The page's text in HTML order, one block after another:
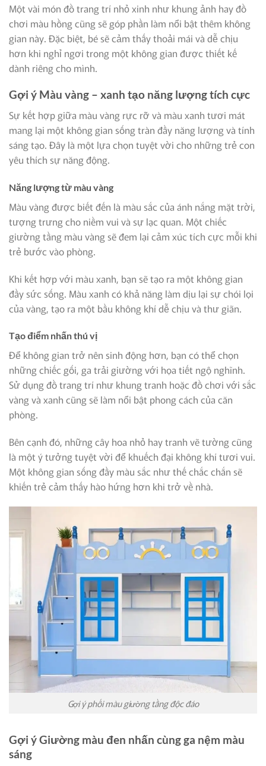
Một vài món đồ trang trí nhỏ xinh như khung ảnh hay đồ
chơi màu hồng cũng sẽ góp phần làm nổi bật thêm không
gian này. Đặc biệt, bé sẽ cảm thấy thoải mái và dễ chịu
hơn khi nghỉ ngơi trong một không gian được thiết kế
dành riêng cho mình.
Gợi ý Màu vàng – xanh tạo năng lượng tích cực
Sự kết hợp giữa màu vàng rực rỡ và màu xanh tươi mát
mang lại một không gian sống tràn đầy năng lượng và tính
sáng tạo. Đây là một lựa chọn tuyệt vời cho những trẻ con
yêu thích sự năng động.
Năng lượng từ màu vàng
Màu vàng được biết đến là màu sắc của ánh nắng mặt trời,
tượng trưng cho niềm vui và sự lạc quan. Một chiếc
giường tầng màu vàng sẽ đem lại cảm xúc tích cực mỗi khi
trẻ bước vào phòng.
Khi kết hợp với màu xanh, bạn sẽ tạo ra một không gian
đầy sức sống. Màu xanh có khả năng làm dịu lại sự chói lọi
của vàng, tạo ra một bầu không khí dễ chịu và thư giãn.
Tạo điểm nhấn thú vị
Để không gian trở nên sinh động hơn, bạn có thể chọn
những chiếc gối, ga trải giường với họa tiết ngộ nghĩnh.
Sử dụng đồ trang trí như khung tranh hoặc đồ chơi với sắc
vàng và xanh cũng sẽ làm nổi bật phong cách của căn
phòng.
Bên cạnh đó, những cây hoa nhỏ hay tranh vẽ tường cũng
là một ý tưởng tuyệt vời để khuếch đại không khí tươi vui.
Một không gian sống đầy màu sắc như thế chắc chắn sẽ
khiến trẻ cảm thấy hào hứng hơn khi trở về nhà.
Gợi ý phối màu giường tầng độc đáo
Gợi ý Giường màu đen nhấn cùng ga nệm màu
sáng